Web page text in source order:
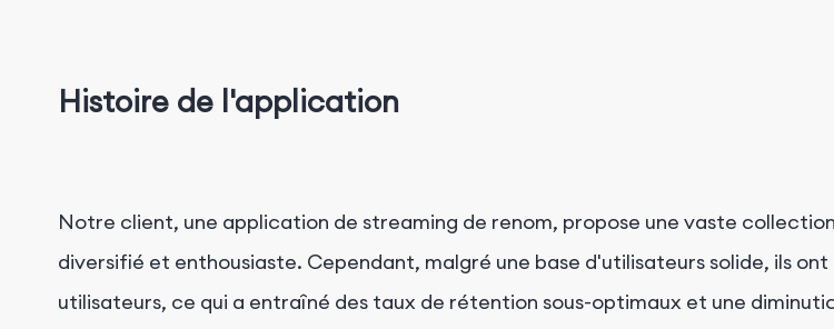
Histoire de l'application
Notre client, une application de streaming de renom, propose une vaste
diversifié et enthousiaste. Cependant, malgré une base d'utilisateurs solide, ils
utilisateurs, ce qui a entraîné des taux de rétention sous-optimaux et une